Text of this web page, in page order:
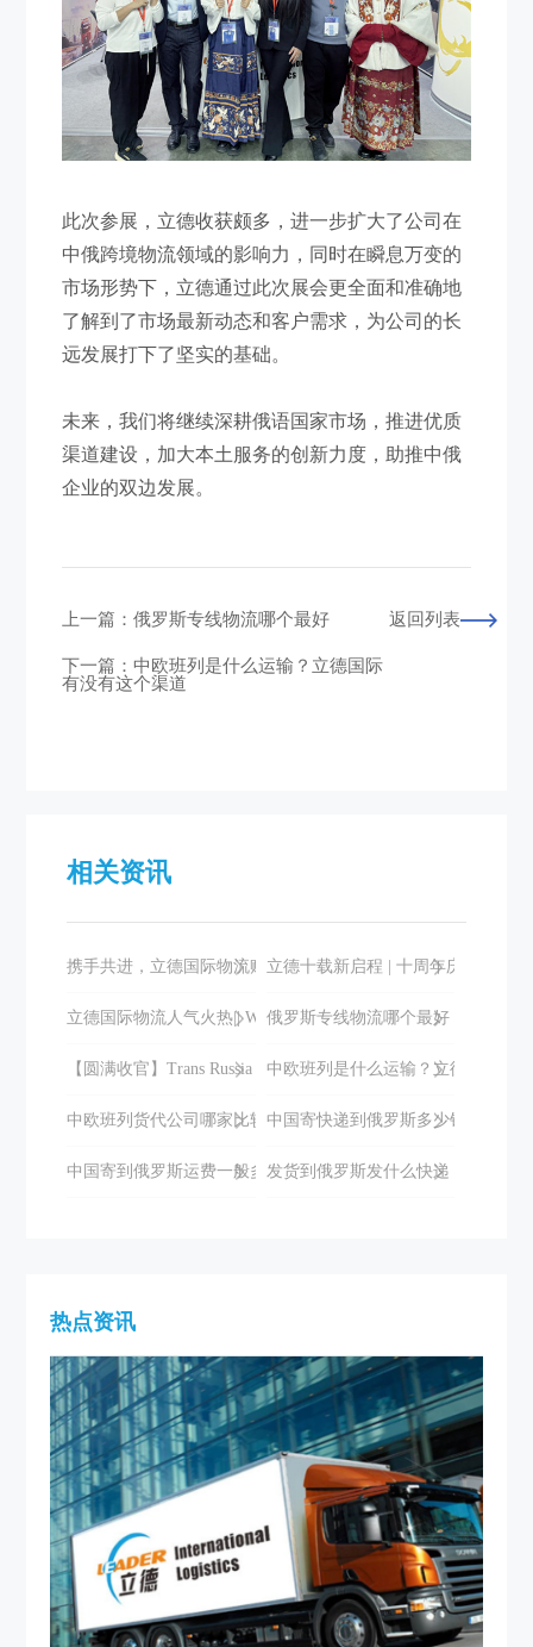
此次参展， 立德收获颇多 ，进一步扩大了公司在
中俄跨境物流领域的影响力，同时在瞬息万变的
市场形势下， 立德通过此次展会更全面和准确地
了解到 了市场最新动态和客户需求，为公司的长
远发展打下了坚实的基础。
未来，我们将继续深耕俄语国家市场，推进优质
渠道建设 ，加大本土 服务的创新力度，助推中俄
企业的双边发展。
上一篇：俄罗斯专线物流哪个最好
下一篇：中欧班列是什么运输？立德国际
有没有这个渠道
返回列表
相关资讯
携手共进，立德国际物流赋能跨境电商产业新征程
立德十载新启程 | 十周年庆典暨乔
立德国际物流人气火热|| Wildberries官方见面会圆满举办
俄罗斯专线物流哪个最好
【圆满收官】Trans Russia 2024中欧班列是什么运输？立德国际有
中欧班列货代公司哪家比较好？这家时效稳，价格优！
中国寄快递到俄罗斯多少钱一公斤
中国寄到俄罗斯运费一般多少钱？立德发全俄罗斯仅需17-25元/
发货到俄罗斯发什么快递，立德头
热点资讯